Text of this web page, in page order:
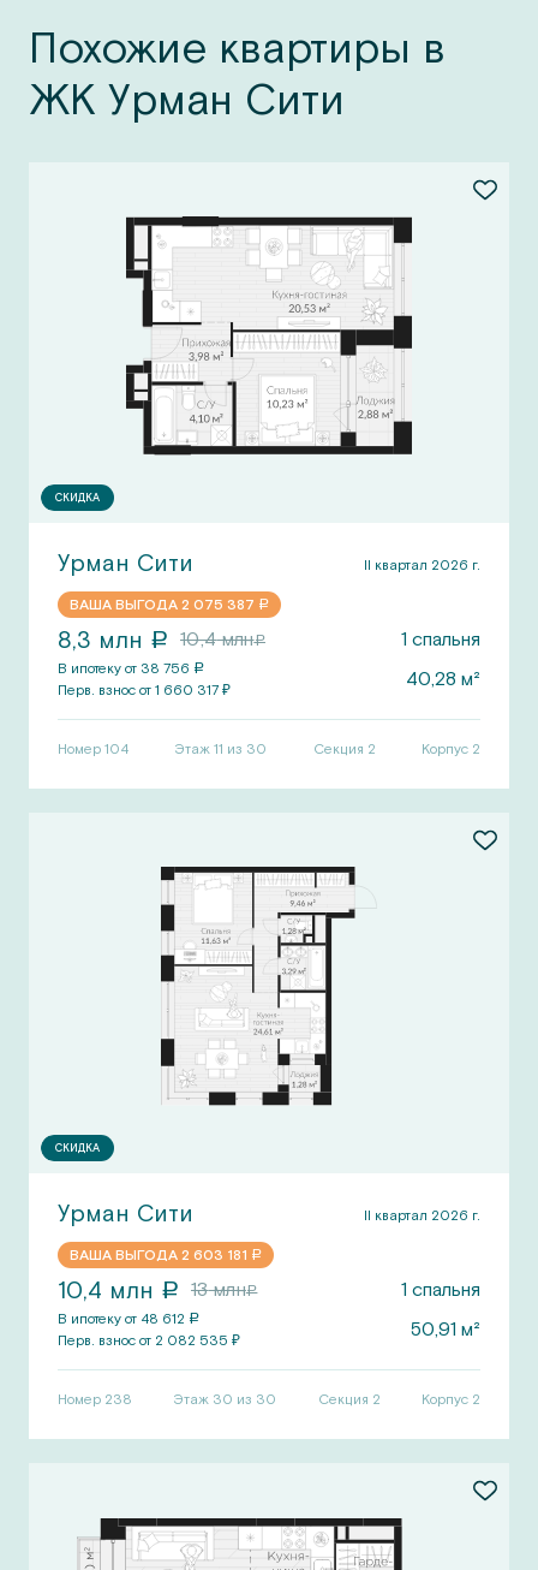
Похожие квартиры в
ЖК Урман Сити
СКИДКА
Урман Сити II квартал 2026 г.
ВАША ВЫГОДА 2 075 387 a
8,3 млн a 10,4млнa 1 спальня
В ипотеку от 38 756 a
Перв. взнос от 1 660 317 ₽ 40,28 м²
Номер 104 Этаж 11 из 30 Секция 2 Корпус 2
СКИДКА
Урман Сити II квартал 2026 г.
ВАША ВЫГОДА 2 603 181 a
10,4 млн a 13млнa 1 спальня
В ипотеку от 48 612 a
Перв. взнос от 2 082 535 ₽ 50,91 м²
Номер 238 Этаж 30 из 30 Секция 2 Корпус 2